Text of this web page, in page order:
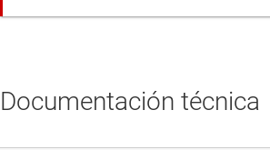
Documentación técnica